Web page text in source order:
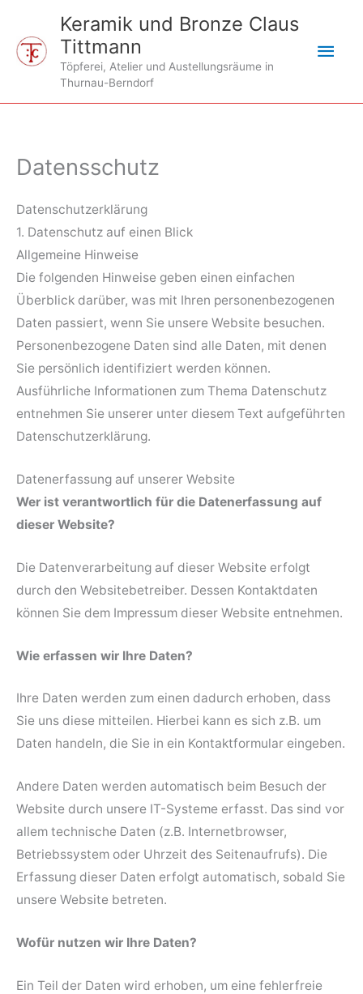
Inhalt
springen
Keramik und Bronze Claus
Tittmann
Töpferei, Atelier und Austellungsräume in
Thurnau-Berndorf
Datensschutz
Datenschutzerklärung
1. Datenschutz auf einen Blick
Allgemeine Hinweise
Die folgenden Hinweise geben einen einfachen
Überblick darüber, was mit Ihren personenbezogenen
Daten passiert, wenn Sie unsere Website besuchen.
Personenbezogene Daten sind alle Daten, mit denen
Sie persönlich identifiziert werden können.
Ausführliche Informationen zum Thema Datenschutz
entnehmen Sie unserer unter diesem Text aufgeführten
Datenschutzerklärung.
Datenerfassung auf unserer Website
Wer ist verantwortlich für die Datenerfassung auf
dieser Website?
Die Datenverarbeitung auf dieser Website erfolgt
durch den Websitebetreiber. Dessen Kontaktdaten
können Sie dem Impressum dieser Website entnehmen.
Wie erfassen wir Ihre Daten?
Ihre Daten werden zum einen dadurch erhoben, dass
Sie uns diese mitteilen. Hierbei kann es sich z.B. um
Daten handeln, die Sie in ein Kontaktformular eingeben.
Andere Daten werden automatisch beim Besuch der
Website durch unsere IT-Systeme erfasst. Das sind vor
allem technische Daten (z.B. Internetbrowser,
Betriebssystem oder Uhrzeit des Seitenaufrufs). Die
Erfassung dieser Daten erfolgt automatisch, sobald Sie
unsere Website betreten.
Wofür nutzen wir Ihre Daten?
Ein Teil der Daten wird erhoben, um eine fehlerfreie